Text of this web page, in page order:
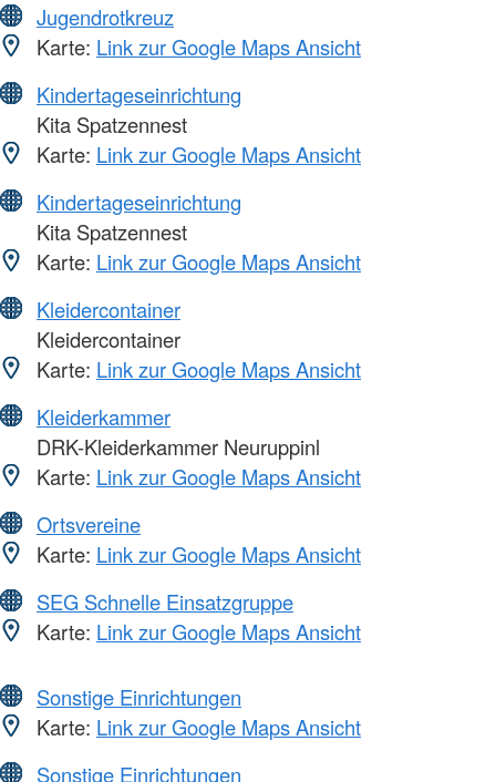
Jugendrotkreuz
Karte: Link zur Google Maps Ansicht
Kindertageseinrichtung
Kita Spatzennest
Karte: Link zur Google Maps Ansicht
Kindertageseinrichtung
Kita Spatzennest
Karte: Link zur Google Maps Ansicht
Kleidercontainer
Kleidercontainer
Karte: Link zur Google Maps Ansicht
Kleiderkammer
DRK-Kleiderkammer Neuruppinl
Karte: Link zur Google Maps Ansicht
Ortsvereine
Karte: Link zur Google Maps Ansicht
SEG Schnelle Einsatzgruppe
Karte: Link zur Google Maps Ansicht
Sonstige Einrichtungen
Karte: Link zur Google Maps Ansicht
Sonstige Einrichtungen